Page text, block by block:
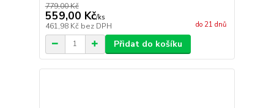
779,00 Kč
559,00 Kč/ks
461,98 Kč bez DPH do 21 dnů
Přidat do košíku